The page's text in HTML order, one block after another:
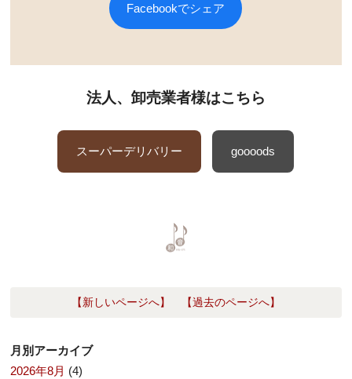
Facebookでシェア
法人、卸売業者様はこちら
スーパーデリバリー goooods
【新しいページへ】 【過去のページへ】
月別アーカイブ
2026年8月 (4)